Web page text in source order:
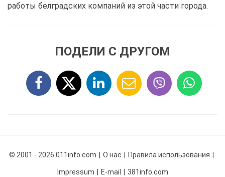
работы белградских компаний из этой части города.
ПОДЕЛИ С ДРУГОМ
© 2001 - 2026 011info.com О нас Правила использования
Impressum E-mail 381info.com